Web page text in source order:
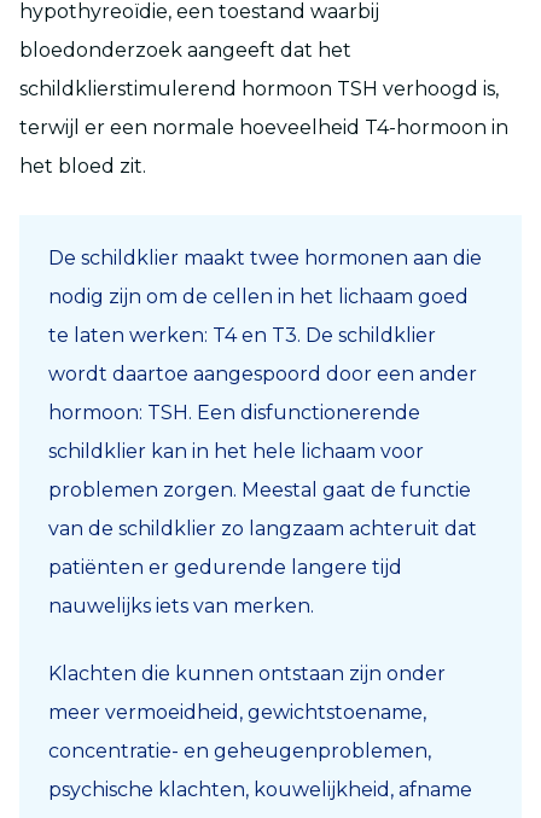
hypothyreoïdie, een toestand waarbij
bloedonderzoek aangeeft dat het
schildklierstimulerend hormoon TSH verhoogd is,
terwijl er een normale hoeveelheid T4-hormoon in
het bloed zit.
De schildklier maakt twee hormonen aan die
nodig zijn om de cellen in het lichaam goed
te laten werken: T4 en T3. De schildklier
wordt daartoe aangespoord door een ander
hormoon: TSH. Een disfunctionerende
schildklier kan in het hele lichaam voor
problemen zorgen. Meestal gaat de functie
van de schildklier zo langzaam achteruit dat
patiënten er gedurende langere tijd
nauwelijks iets van merken.
Klachten die kunnen ontstaan zijn onder
meer vermoeidheid, gewichtstoename,
concentratie- en geheugenproblemen,
psychische klachten, kouwelijkheid, afname